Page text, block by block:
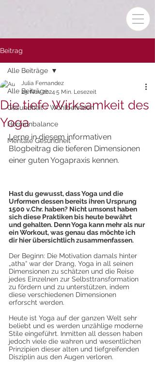
Beitrag
Alle Beiträge
Gesundheit - Wohlbefinden
Hormonbalance
Mentale Gesundheit
Alle Beiträge
Die tiefe Wirksamkeit des
Yoga
Julia Fernandez
29. Nov. 2024 5 Min. Lesezeit
Lerne in diesem informativen
Blogbeitrag die tieferen Dimensionen
einer guten Yogapraxis kennen.
Hast du gewusst, dass Yoga und die
Urformen dessen bereits ihren Ursprung
1500 v.Chr. haben? Nicht umsonst haben
sich diese Praktiken bis heute bewährt
und gehalten. Denn Yoga kann mehr als nur
ein Workout, was genau das möchte ich
dir hier übersichtlich zusammenfassen.
Der Beginn: Die Motivation damals hinter
„atha“ war der Drang, Yoga in all seinen
Dimensionen zu schätzen und die Reise
jedes Einzelnen zur Selbsttransformation
zu fördern und zu unterstützen, indem
diese verschiedenen Dimensionen
erforscht werden.
Heute ist Yoga auf der ganzen Welt sehr
beliebt und es werden unzählige moderne
Stile eingeführt. Inmitten all dessen haben
jedoch viele die wahren und wesentlichen
Prinzipien dieser alten und tiefgreifenden
Disziplin aus den Augen verloren.